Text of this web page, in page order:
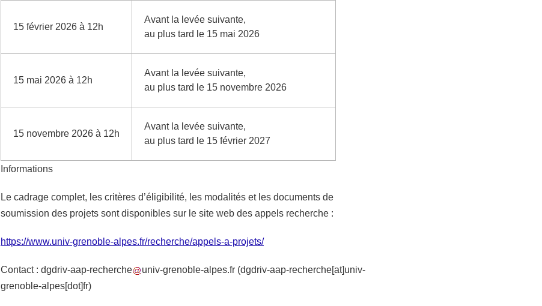
15 février 2026 à 12h
Avant la levée suivante,
au plus tard le 15 mai 2026
15 mai 2026 à 12h
Avant la levée suivante,
au plus tard le 15 novembre 2026
15 novembre 2026 à 12h
Avant la levée suivante,
au plus tard le 15 février 2027
Informations
Le cadrage complet, les critères d’éligibilité, les modalités et les documents de
soumission des projets sont disponibles sur le site web des appels recherche :
https://www.univ-grenoble-alpes.fr/recherche/appels-a-projets/
Contact : dgdriv-aap-recherche univ-grenoble-alpes.fr(dgdriv-aap-recherche[at]univ-
grenoble-alpes[dot]fr)